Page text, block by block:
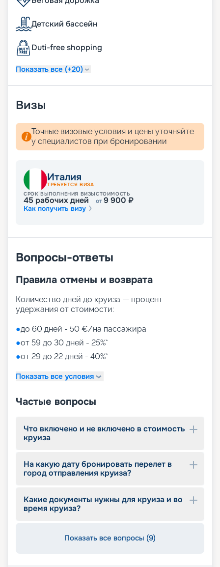
Детский бассейн
Duti-free shopping
Показать все (+20)
Визы
Точные визовые условия и цены уточняйте
у специалистов при бронировании
Италия
ТРЕБУЕТСЯ ВИЗА
СРОК ВЫПОЛНЕНИЯ ВИЗЫ
45 рабочих дней
СТОИМОСТЬ
от9 900 ₽
Как получить визу
Вопросы-ответы
Правила отмены и возврата
Количество дней до круиза — процент
удержания от стоимости:
●до 60 дней - 50 €/на пассажира
●от 59 до 30 дней - 25%*
●от 29 до 22 дней - 40%*
Показать все условия
Частые вопросы
Что включено и не включено в стоимость
круиза
На какую дату бронировать перелет в
город отправления круиза?
Какие документы нужны для круиза и во
время круиза?
Показать все вопросы (9)